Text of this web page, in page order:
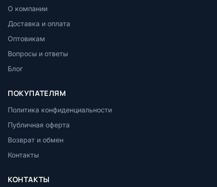
О компании
Доставка и оплата
Оптовикам
Вопросы и ответы
Блог
ПОКУПАТЕЛЯМ
Политика конфиденциальности
Публичная оферта
Возврат и обмен
Контакты
КОНТАКТЫ